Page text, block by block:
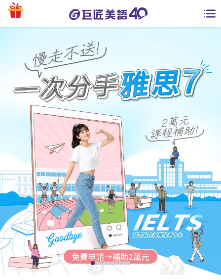
課程總覽
日語課程總表
英文課程總表
英文會話
商用英文
英文檢定
TOEIC 多益課程
IELTS 雅思課程
GEPT 全民英檢課程
能力養成
自然發音
英文聽力養成
特色課程
主題課程
線上真人
開課查詢
全國分校
免費資源
英文部落格
多益秒學堂
影音學英文
英文能力測驗
師資團隊
學習分享
學員故事
學員讚出來
校園贊助
企業服務
學員專區